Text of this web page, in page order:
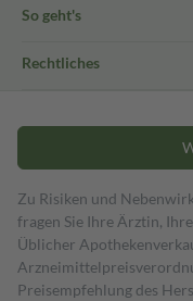
So geht's
Rechtliches
Zu Risiken und
fragen Sie Ihre Ärztin,
Üblicher
Preisempfehlung des